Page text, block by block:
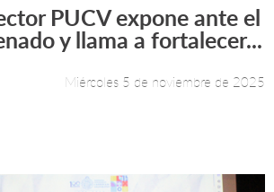
Leer más +
PUCV expone ante el
y llama a fortalecer...
Miércoles 5 de noviembre de 2025